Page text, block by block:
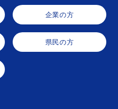
企業の方
県民の方